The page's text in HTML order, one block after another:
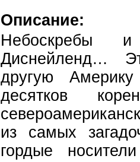
Описание:
Небоскребы
Диснейленд…
другую
десятков
из самых
гордые